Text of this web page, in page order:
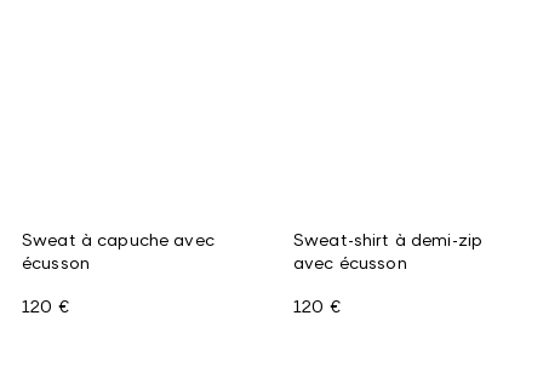
Sweat à capuche avec
écusson
120 €
Sweat-shirt à demi-zip
avec écusson
120 €